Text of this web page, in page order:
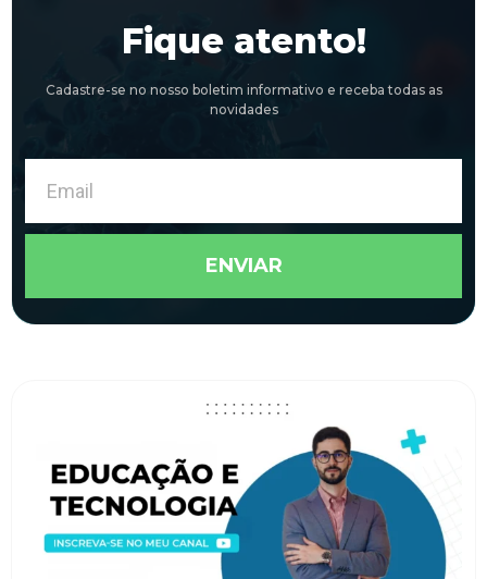
Fique atento!
Cadastre-se no nosso boletim informativo e receba todas as
novidades
ENVIAR